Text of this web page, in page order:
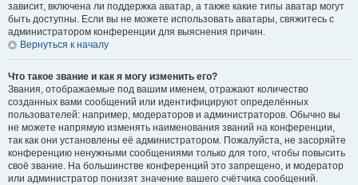
зависит, включена ли поддержка аватар, а также какие типы аватар могут
быть доступны. Если вы не можете использовать аватары, свяжитесь с
администратором конференции для выяснения причин.
Вернуться к началу
Что такое звание и как я могу изменить его?
Звания, отображаемые под вашим именем, отражают количество
созданных вами сообщений или идентифицируют определённых
пользователей: например, модераторов и администраторов. Обычно вы
не можете напрямую изменять наименования званий на конференции,
так как они установлены её администратором. Пожалуйста, не засоряйте
конференцию ненужными сообщениями только для того, чтобы повысить
своё звание. На большинстве конференций это запрещено, и модератор
или администратор понизят значение вашего счётчика сообщений.